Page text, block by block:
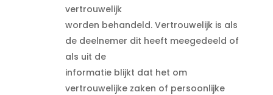
vertrouwelijk
worden behandeld. Vertrouwelijk is als
de deelnemer dit heeft meegedeeld of
als uit de
informatie blijkt dat het om
vertrouwelijke zaken of persoonlijke